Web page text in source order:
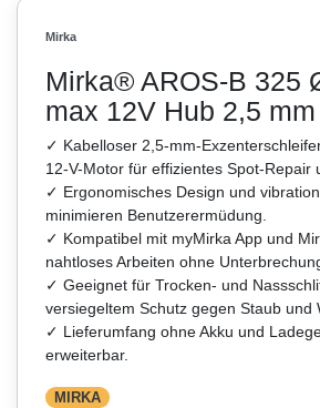
Mirka
Mirka® AROS-B 325
max 12V Hub 2,5 mm
✓ Kabelloser 2,5-mm-
12-V-Motor für effizientes Spot-Repair
✓ Ergonomisches Design und
minimieren Benutzerermüdung.
✓ Kompatibel mit myMirka App und
nahtloses Arbeiten ohne
✓ Geeignet für Trocken- und
versiegeltem Schutz gegen Staub und
✓ Lieferumfang ohne Akku und
erweiterbar.
MIRKA